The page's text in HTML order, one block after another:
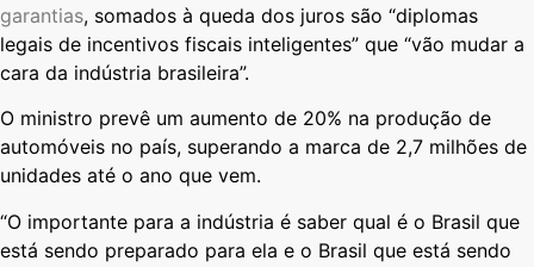
garantias, somados à queda dos juros são “diplomas
legais de incentivos fiscais inteligentes” que “vão mudar a
cara da indústria brasileira”.
O ministro prevê um aumento de 20% na produção de
automóveis no país, superando a marca de 2,7 milhões de
unidades até o ano que vem.
“O importante para a indústria é saber qual é o Brasil que
está sendo preparado para ela e o Brasil que está sendo